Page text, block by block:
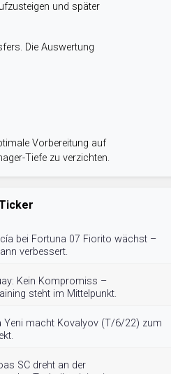
und später
Die Auswertung
Vorbereitung auf
Tiefe zu verzichten.
bei Fortuna 07 Fiorito wächst –
verbessert.
Kein Kompromiss –
steht im Mittelpunkt.
Yeni macht Kovalyov (T/6/22) zum
SC dreht an der